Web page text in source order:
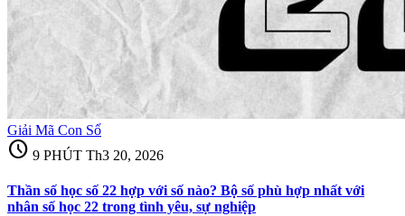
Giải Mã Con Số
schedule 9 PHÚT Th3 20, 2026
Thần số học số 22 hợp với số nào? Bộ số phù hợp nhất với
nhân số học 22 trong tình yêu, sự nghiệp